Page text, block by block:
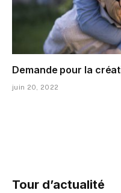
Demande pour la
juin 20, 2022
Tour d’actualité